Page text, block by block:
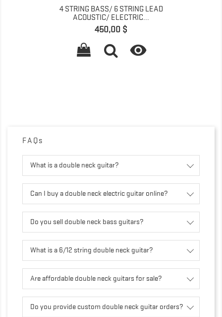
4 STRING BASS/ 6 STRING LEAD
ACOUSTIC/ ELECTRIC...
Giá
450,00 $

FAQs
What is a double neck guitar?
Can I buy a double neck electric guitar online?
Do you sell double neck bass guitars?
What is a 6/12 string double neck guitar?
Are affordable double neck guitars for sale?
Do you provide custom double neck guitar orders?